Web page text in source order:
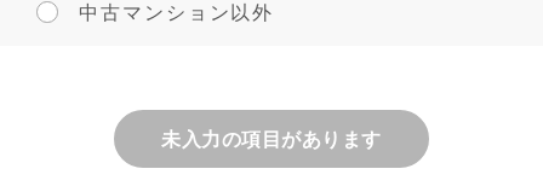
中古マンション以外
未入力の項目があります